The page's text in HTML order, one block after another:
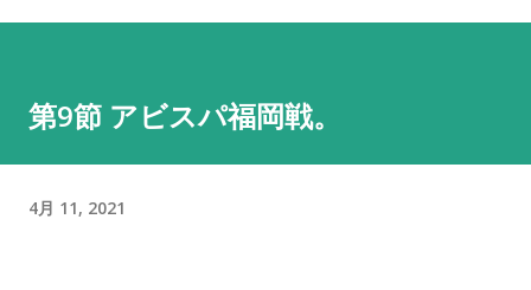
第9節 アビスパ福岡戦。
4月 11, 2021